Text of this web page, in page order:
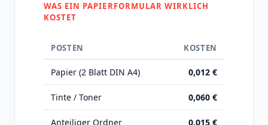
WAS EIN PAPIERFORMULAR WIRKLICH
KOSTET
POSTEN KOSTEN
Papier (2 Blatt DIN A4) 0,012 €
Tinte / Toner 0,060 €
Anteiliger Ordner 0,015 €